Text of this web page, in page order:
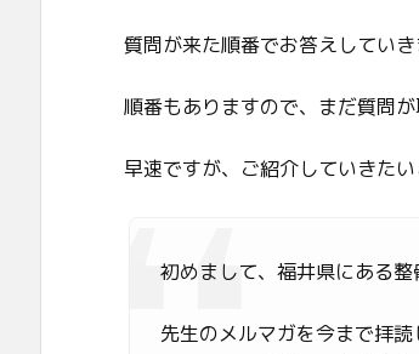
質問が来た順番でお答えしていき
順番もありますので、まだ質問
早速ですが、ご紹介していきたい
初めまして、福井県にある
先生のメルマガを今まで拝